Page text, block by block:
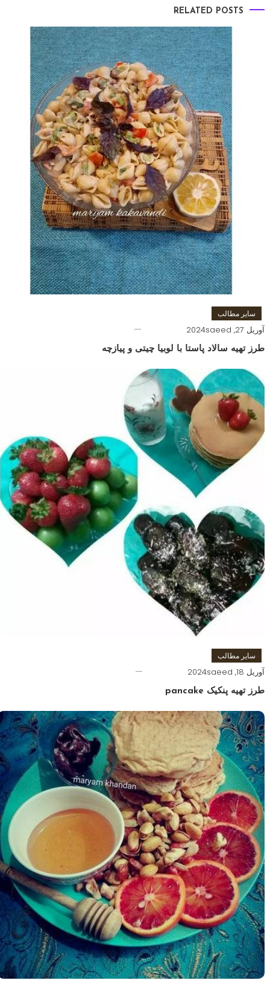
RELATED POSTS
سایر مطالب
آوریل 27, 2024 saeed
طرز تهیه سالاد پاستا با لوبیا چیتی و پیازچه
سایر مطالب
آوریل 18, 2024 saeed
طرز تهیه پنکیک pancake